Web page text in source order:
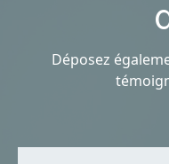
Déposez